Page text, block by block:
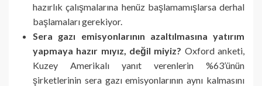
hazırlık çalışmalarına henüz başlamamışlarsa derhal
başlamaları gerekiyor.
Sera gazı emisyonlarının azaltılmasına yatırım
yapmaya hazır mıyız, değil miyiz? Oxford anketi,
Kuzey Amerikalı yanıt verenlerin %63’ünün
şirketlerinin sera gazı emisyonlarının aynı kalmasını